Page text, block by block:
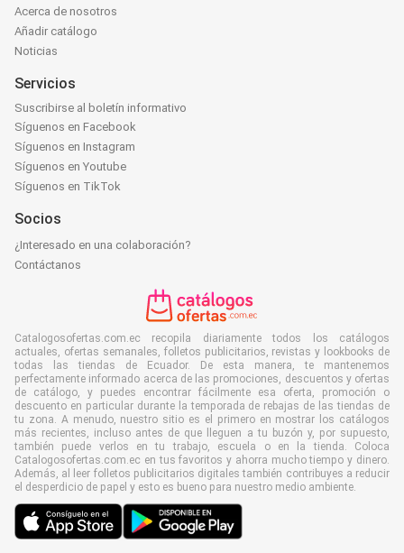
Acerca de nosotros
Añadir catálogo
Noticias
Servicios
Suscribirse al boletín informativo
Síguenos en Facebook
Síguenos en Instagram
Síguenos en Youtube
Síguenos en TikTok
Socios
¿Interesado en una colaboración?
Contáctanos
Catalogosofertas.com.ec recopila diariamente todos los catálogos
actuales, ofertas semanales, folletos publicitarios, revistas y lookbooks de
todas las tiendas de Ecuador. De esta manera, te mantenemos
perfectamente informado acerca de las promociones, descuentos y ofertas
de catálogo, y puedes encontrar fácilmente esa oferta, promoción o
descuento en particular durante la temporada de rebajas de las tiendas de
tu zona. A menudo, nuestro sitio es el primero en mostrar los catálogos
más recientes, incluso antes de que lleguen a tu buzón y, por supuesto,
también puede verlos en tu trabajo, escuela o en la tienda. Coloca
Catalogosofertas.com.ec en tus favoritos y ahorra mucho tiempo y dinero.
Además, al leer folletos publicitarios digitales también contribuyes a reducir
el desperdicio de papel y esto es bueno para nuestro medio ambiente.